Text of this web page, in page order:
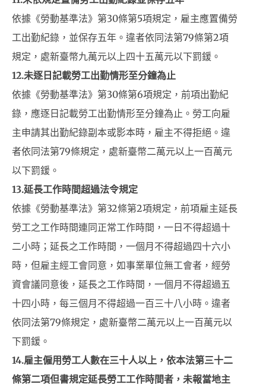
依據《勞動基準法》第30條第5項規定，雇主應置備勞
工出勤紀錄，並保存五年。違者依同法第79條第2項
規定，處新臺幣九萬元以上四十五萬元以下罰鍰。
12.未逐日記載勞工出勤情形至分鐘為止
依據《勞動基準法》第30條第6項規定，前項出勤紀
錄，應逐日記載勞工出勤情形至分鐘為止。勞工向雇
主申請其出勤紀錄副本或影本時，雇主不得拒絕。違
者依同法第79條規定，處新臺幣二萬元以上一百萬元
以下罰鍰。
13.延長工作時間超過法令規定
依據《勞動基準法》第32條第2項規定，前項雇主延長
勞工之工作時間連同正常工作時間，一日不得超過十
二小時；延長之工作時間，一個月不得超過四十六小
時，但雇主經工會同意，如事業單位無工會者，經勞
資會議同意後，延長之工作時間，一個月不得超過五
十四小時，每三個月不得超過一百三十八小時。違者
依同法第79條規定，處新臺幣二萬元以上一百萬元以
下罰鍰。
14.雇主僱用勞工人數在三十人以上，依本法第三十二
條第二項但書規定延長勞工工作時間者，未報當地主